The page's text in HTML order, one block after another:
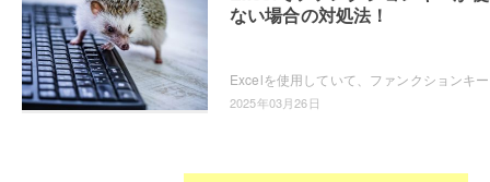
ない場合の対処法！
2025年03月26日